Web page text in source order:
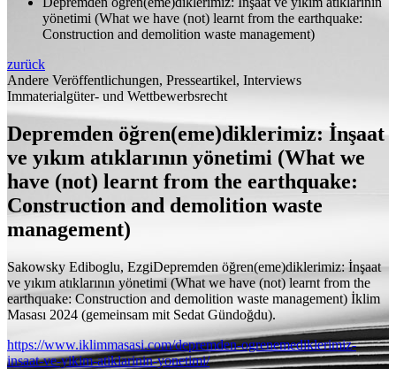
yönetimi (What we have (not) learnt from the earthquake:
Construction and demolition waste management)
zurück
Andere Veröffentlichungen, Presseartikel, Interviews
Immaterialgüter- und Wettbewerbsrecht
Depremden öğren(eme)diklerimiz: İnşaat
ve yıkım atıklarının yönetimi (What we
have (not) learnt from the earthquake:
Construction and demolition waste
management)
Sakowsky Ediboglu, EzgiDepremden öğren(eme)diklerimiz: İnşaat
ve yıkım atıklarının yönetimi (What we have (not) learnt from the
earthquake: Construction and demolition waste management) İklim
Masası 2024 (gemeinsam mit Sedat Gündoğdu).
https://www.iklimmasasi.com/depremden-ogrenemediklerimiz-
insaat-ve-yikim-atiklarinin-yonetimi/